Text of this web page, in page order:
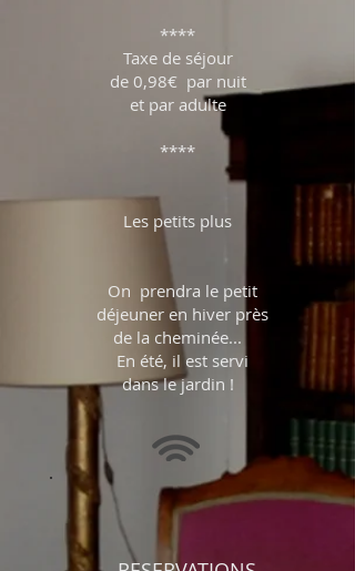
****
Taxe de séjour
de 0,98€ par nuit
et par adulte
****
Les petits plus
On prendra le petit
déjeuner en hiver près
de la cheminée...
En été, il est servi
dans le jardin !